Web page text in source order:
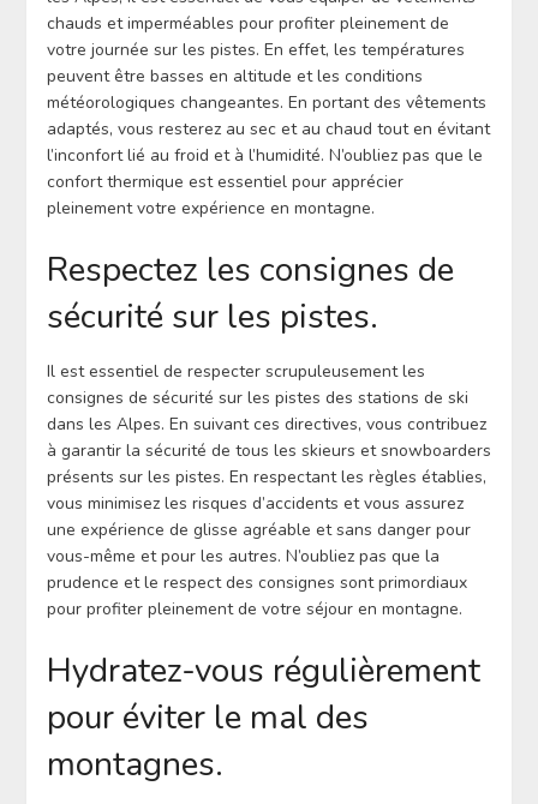
chauds et imperméables pour profiter pleinement de
votre journée sur les pistes. En effet, les températures
peuvent être basses en altitude et les conditions
météorologiques changeantes. En portant des vêtements
adaptés, vous resterez au sec et au chaud tout en évitant
l’inconfort lié au froid et à l’humidité. N’oubliez pas que le
confort thermique est essentiel pour apprécier
pleinement votre expérience en montagne.
Respectez les consignes de
sécurité sur les pistes.
Il est essentiel de respecter scrupuleusement les
consignes de sécurité sur les pistes des stations de ski
dans les Alpes. En suivant ces directives, vous contribuez
à garantir la sécurité de tous les skieurs et snowboarders
présents sur les pistes. En respectant les règles établies,
vous minimisez les risques d’accidents et vous assurez
une expérience de glisse agréable et sans danger pour
vous-même et pour les autres. N’oubliez pas que la
prudence et le respect des consignes sont primordiaux
pour profiter pleinement de votre séjour en montagne.
Hydratez-vous régulièrement
pour éviter le mal des
montagnes.